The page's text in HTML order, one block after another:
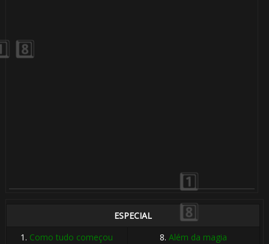
ESPECIAL
1. Como tudo começou 8.Além da magia